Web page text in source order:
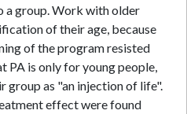
a group. Work with older
of their age, because
of the program resisted
PA is only for young people,
group as "an injection of life".
effect were found